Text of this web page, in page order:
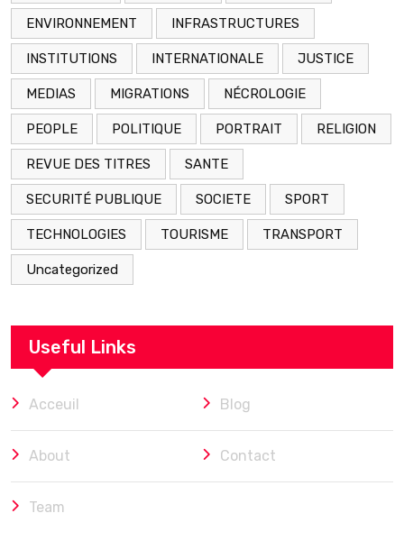
ENVIRONNEMENT INFRASTRUCTURES
INSTITUTIONS INTERNATIONALE JUSTICE
MEDIAS MIGRATIONS NÉCROLOGIE
PEOPLE POLITIQUE PORTRAIT RELIGION
REVUE DES TITRES SANTE
SECURITÉ PUBLIQUE SOCIETE SPORT
TECHNOLOGIES TOURISME TRANSPORT
Uncategorized
Useful Links
Acceuil Blog
About Contact
Team